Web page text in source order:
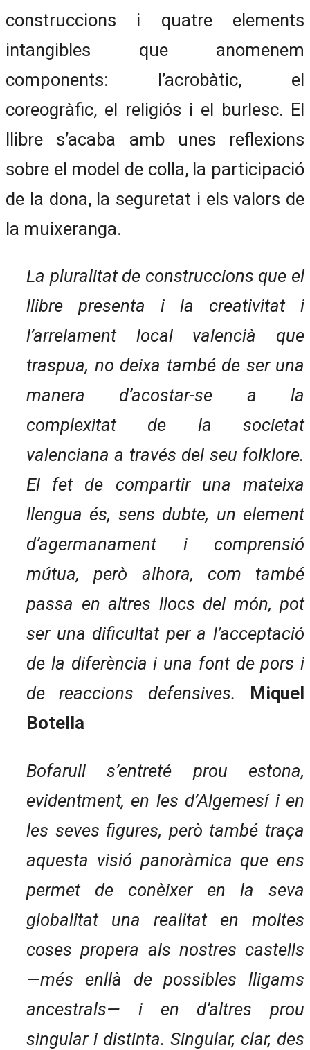
construccions i quatre elements
intangibles que anomenem
components: l’acrobàtic, el
coreogràfic, el religiós i el burlesc. El
llibre s’acaba amb unes reflexions
sobre el model de colla, la participació
de la dona, la seguretat i els valors de
la muixeranga.
La pluralitat de construccions que el
llibre presenta i la creativitat i
l’arrelament local valencià que
traspua, no deixa també de ser una
manera d’acostar-se a la
complexitat de la societat
valenciana a través del seu folklore.
El fet de compartir una mateixa
llengua és, sens dubte, un element
d’agermanament i comprensió
mútua, però alhora, com també
passa en altres llocs del món, pot
ser una dificultat per a l’acceptació
de la diferència i una font de pors i
de reaccions defensives. Miquel
Botella
Bofarull s’entreté prou estona,
evidentment, en les d’Algemesí i en
les seves figures, però també traça
aquesta visió panoràmica que ens
permet de conèixer en la seva
globalitat una realitat en moltes
coses propera als nostres castells
—més enllà de possibles lligams
ancestrals— i en d’altres prou
singular i distinta. Singular, clar, des